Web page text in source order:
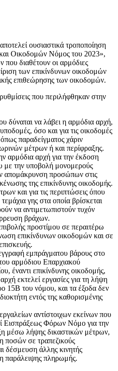
ουσιαστικά τροποποίηση
Οικοδομών Νόμος του 2023»,
που διαθέτουν οι αρμόδιες
των επικίνδυνων οικοδομών
επιθεώρησης των οικοδομών.
που περιλήφθηκαν στην
δύναται να λάβει η αρμόδια αρχή,
όσο και για τις οικοδομές
παραδείγματος χάριν
μέτρων ή και περίφραξης.
αρμόδια αρχή για την έκδοση
με την υποβολή μονομερούς
απομάκρυνση προσώπων στις
της επικίνδυνης οικοδομής.
και για τις περιπτώσεις όπου
γης στα οποία βρίσκεται
να αντιμετωπιστούν τυχόν
βράχων.
προστίμου σε περαιτέρω
επικίνδυνων οικοδομών και σε
εμπράγματου βάρους στο
αρμόδιου Επαρχιακού
έναντι επικίνδυνης οικοδομής,
εκτελεί εργασίες για τη λήψη
15Β του νόμου, και τα έξοδα δεν
εντός της καθορισμένης
αντίστοιχων εκείνων που
Εισπράξεως Φόρων Νόμο για την
μέσω λήψης δικαστικών μέτρων,
ποσών σε τραπεζικούς
δέσμευση άλλης κινητής
παράλειψης πληρωμής.